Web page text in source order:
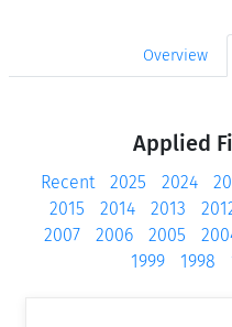
Overview
Applied
Recent 2025 2024
2015
2014 2013
2007
2006 2005
1999
1998